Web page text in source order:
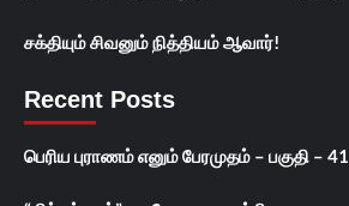
சக்தியும் சிவனும் நித்தியம் ஆவார்!
Recent Posts
பெரிய புராணம் எனும் பேரமுதம் – பகுதி – 41